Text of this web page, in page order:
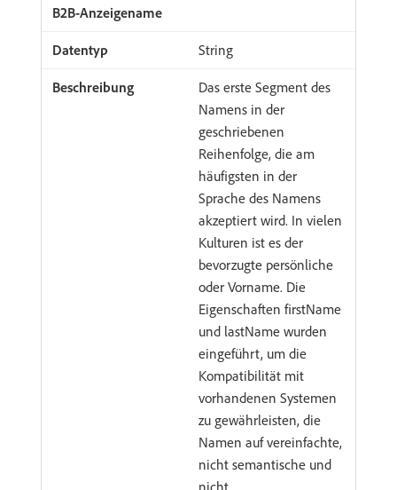
String
Das erste Segment des
Namens in der
geschriebenen
Reihenfolge, die am
häufigsten in der
Sprache des Namens
akzeptiert wird. In vielen
Kulturen ist es der
bevorzugte persönliche
oder Vorname. Die
Eigenschaften firstName
und lastName wurden
eingeführt, um die
Kompatibilität mit
vorhandenen Systemen
zu gewährleisten, die
Namen auf vereinfachte,
nicht semantische und
nicht